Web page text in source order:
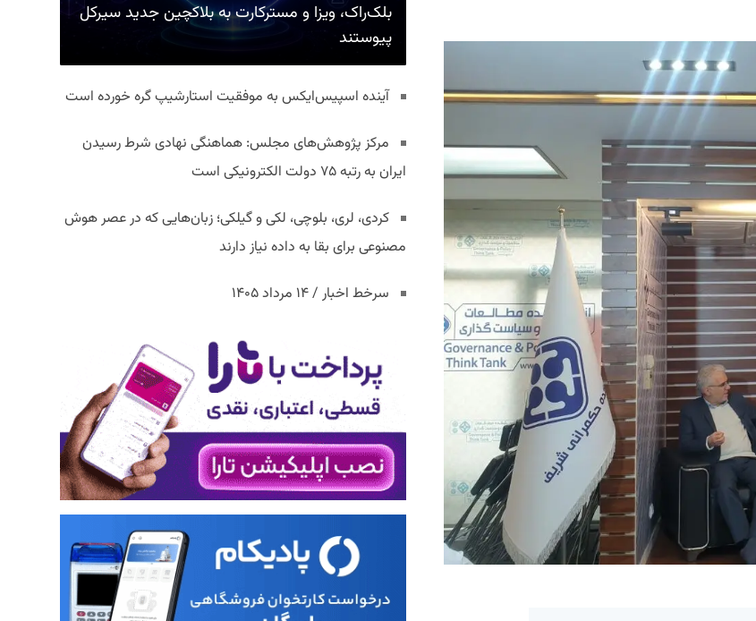
بلک‌راک، ویزا و مسترکارت به بلاکچین جدید سیرکل
پیوستند
آینده اسپیس‌ایکس به موفقیت استارشیپ گره خورده است
مرکز پژوهش‌های مجلس: هماهنگی نهادی شرط رسیدن
ایران به رتبه ۷۵ دولت الکترونیکی است
کردی، لری، بلوچی، لکی و گیلکی؛ زبان‌هایی که در عصر هوش
مصنوعی برای بقا به داده نیاز دارند
سرخط اخبار / ۱۴ مرداد ۱۴۰۵